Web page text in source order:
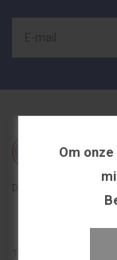
Om
De beste en
Telefoon
0251 839